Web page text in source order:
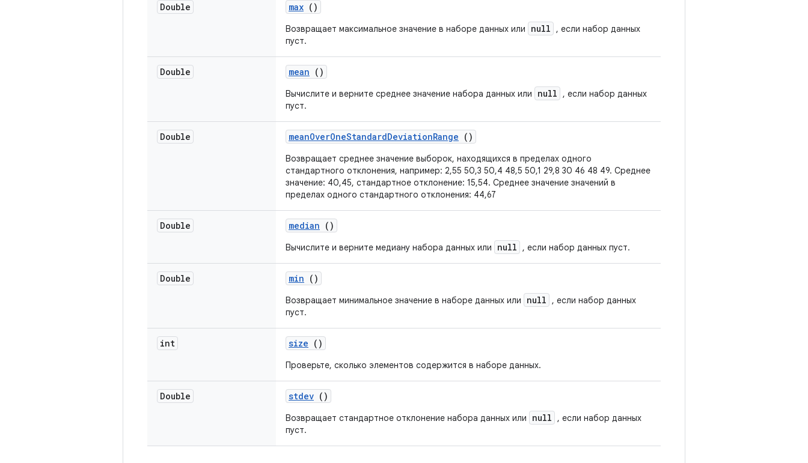
Double max ()
Возвращает максимальное значение в наборе данных или null
, если набор данных
пуст.
Double mean ()
Вычислите и верните среднее значение набора данных или null
, если набор данных
пуст.
Double meanOverOneStandardDeviationRange ()
Возвращает среднее значение выборок, находящихся в пределах одного
стандартного отклонения, например: 2,55 50,3 50,4 48,5 50,1 29,8 30 46 48 49. Среднее
значение: 40,45, стандартное отклонение: 15,54. Среднее значение значений в
пределах одного стандартного отклонения: 44,67
Double median ()
Вычислите и верните медиану набора данных или null , если набор данных пуст.
Double min ()
Возвращает минимальное значение в наборе данных или null
, если набор данных
пуст.
int size ()
Проверьте, сколько элементов содержится в наборе данных.
Double stdev ()
Возвращает стандартное отклонение набора данных или null
, если набор данных
пуст.